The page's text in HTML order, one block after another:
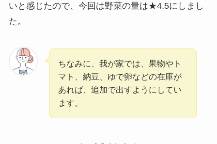
いと感じたので、今回は野菜の量は★4.5にしまし
た。
ちなみに、我が家では、果物やト
マト、納豆、ゆで卵などの在庫が
あれば、追加で出すようにしてい
ます。